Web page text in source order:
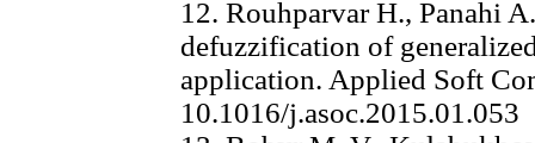
12. Rouhparvar H., Panahi
defuzzification of
application. Applied Soft
10.1016/j.asoc.2015.01.053